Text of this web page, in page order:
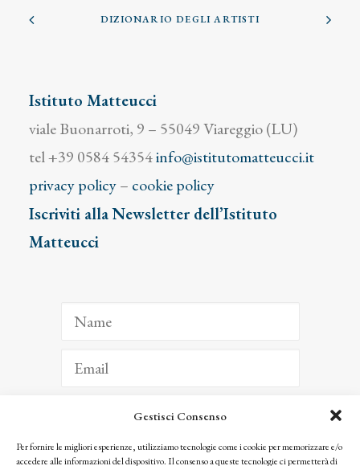
Gestisci Consenso
Per fornire le migliori esperienze, utilizziamo tecnologie come i cookie per memorizzare e/o
accedere alle informazioni del dispositivo. Il consenso a queste tecnologie ci permetterà di
DIZIONARIO DEGLI ARTISTI
Istituto Matteucci
viale Buonarroti, 9 – 55049 Viareggio (LU)
tel +39 0584 54354info@istitutomatteucci.it
privacy policy– cookie policy
Iscriviti alla Newsletter dell’Istituto
Matteucci
ISCRIVITI